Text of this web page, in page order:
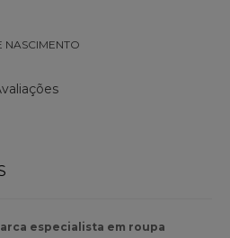
NASCIMENTO
especialista em roupa